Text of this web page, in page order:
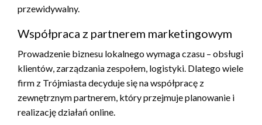
przewidywalny.
Współpraca z partnerem marketingowym
Prowadzenie biznesu lokalnego wymaga czasu – obsługi
klientów, zarządzania zespołem, logistyki. Dlatego wiele
firm z Trójmiasta decyduje się na współpracę z
zewnętrznym partnerem, który przejmuje planowanie i
realizację działań online.